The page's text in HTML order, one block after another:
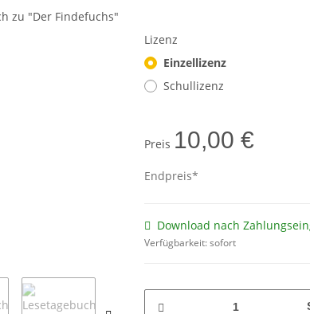
Lizenz
Einzellizenz
Schullizenz
Preis 10,00 €
Endpreis*
Download nach
Verfügbarkeit:sofort